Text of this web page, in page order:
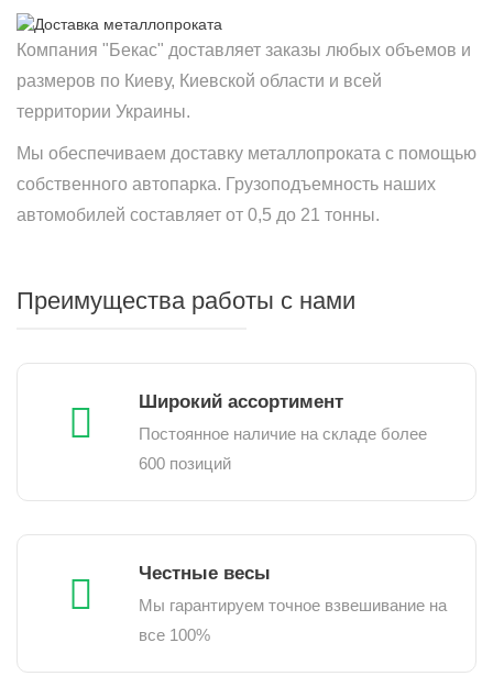
Компания "Бекас" доставляет заказы любых объемов и
размеров по Киеву, Киевской области и всей
территории Украины.
Мы обеспечиваем доставку металлопроката с помощью
собственного автопарка. Грузоподъемность наших
автомобилей составляет от 0,5 до 21 тонны.
Преимущества работы с нами
Широкий ассортимент
Постоянное наличие на складе более
600 позиций
Честные весы
Мы гарантируем точное взвешивание на
все 100%